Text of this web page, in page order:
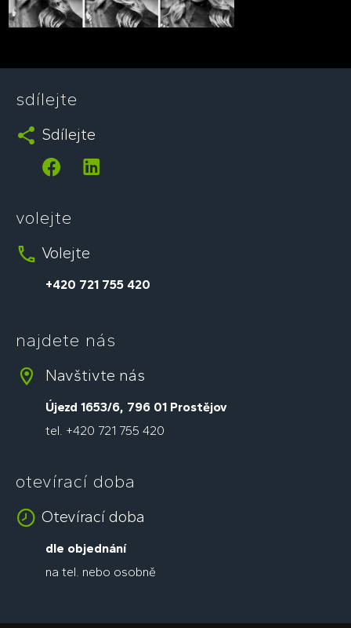
sdílejte
Sdílejte
volejte
Volejte
+420 721 755 420
najdete nás
Navštivte nás
Újezd 1653/6, 796 01 Prostějov
tel. +420 721 755 420
otevírací doba
Otevírací doba
dle objednání
na tel. nebo osobně